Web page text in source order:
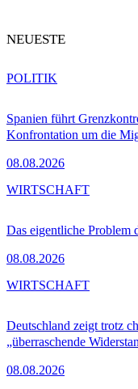
NEUESTE
Spanien führt
Konfrontation um die
08.08.2026
POLITIK
Das eigentliche Problem
08.08.2026
WIRTSCHAFT
Deutschland zeigt trotz
„überraschende
08.08.2026
WIRTSCHAFT